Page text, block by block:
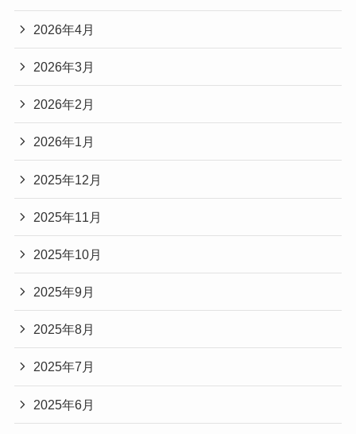
2026年4月
2026年3月
2026年2月
2026年1月
2025年12月
2025年11月
2025年10月
2025年9月
2025年8月
2025年7月
2025年6月